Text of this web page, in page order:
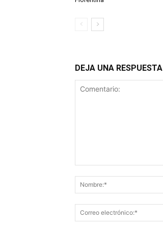
DEJA UNA RESPUESTA